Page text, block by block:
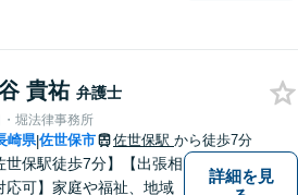
手続きが可能◎【駐車場
】
貴祐 弁護士
堀法律事務所
崎県|佐世保市 佐世保駅 から徒歩7分
世保駅徒歩7分】【出張相
応可】家庭や福祉、地域
詳細を見